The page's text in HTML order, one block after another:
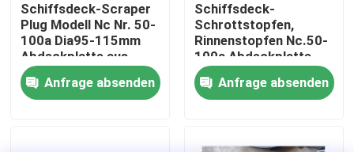
Qualitätskontrolle
Kontakt
Schiffsdeck-Scraper
Plug Modell Nc Nr. 50-
100a Dia95-115mm
Abdeckplatte aus
Kupfer, Karosserie-
Kautschuk
Anfrage absenden
Schiffsdeck-
Schrottstopfen,
Rinnenstopfen Nc.50-
100a Abdeckplatte
aus Kupfer,
Karosserie-Kautschuk
Anfrage absenden